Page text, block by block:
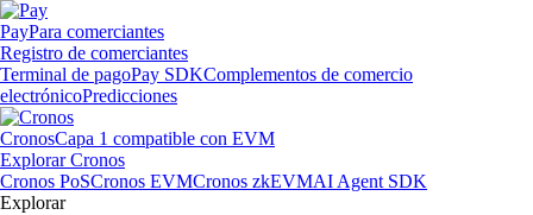
PayPara comerciantes
Registro de comerciantes
Terminal de pagoPay SDKComplementos de comercio
electrónicoPredicciones
CronosCapa 1 compatible con EVM
Explorar Cronos
Cronos PoSCronos EVMCronos zkEVMAI Agent SDK
Explorar